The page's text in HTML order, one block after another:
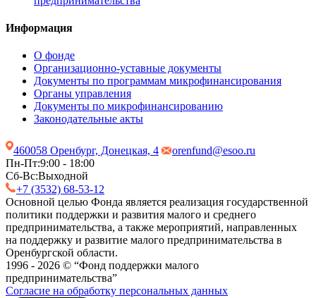
Информация
О фонде
Организационно-уставные документы
Документы по программам микрофинансирования
Органы управления
Документы по микрофинансированию
Законодательные акты
460058 Оренбург, Донецкая, 4
orenfund@esoo.ru
Пн-Пт:9:00 - 18:00
Сб-Вс:Выходной
+7 (3532) 68-53-12
Основной целью Фонда является реализация государственной
политики поддержки и развития малого и среднего
предпринимательства, а также мероприятий, направленных
на поддержку и развитие малого предпринимательства в
Оренбургской области.
1996 - 2026 © “Фонд поддержки малого
предпринимательства”
Согласие на обработку персональных данных